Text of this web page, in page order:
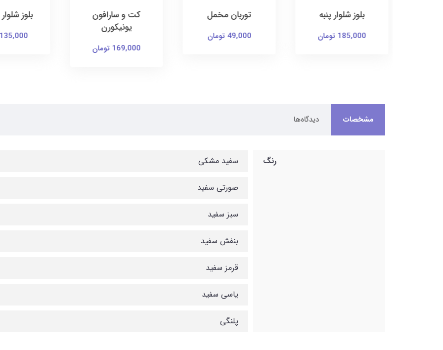
توربان مخمل
49,000 تومان
کت و سارافون
بلوز شلوار تو کرک
135,000 تومان 145,000
مشخصات دیدگاه‌ها
رنگ سفید مشکی
صورتی سفید
سبز سفید
بنفش سفید
قرمز سفید
یاسی سفید
پلنگی